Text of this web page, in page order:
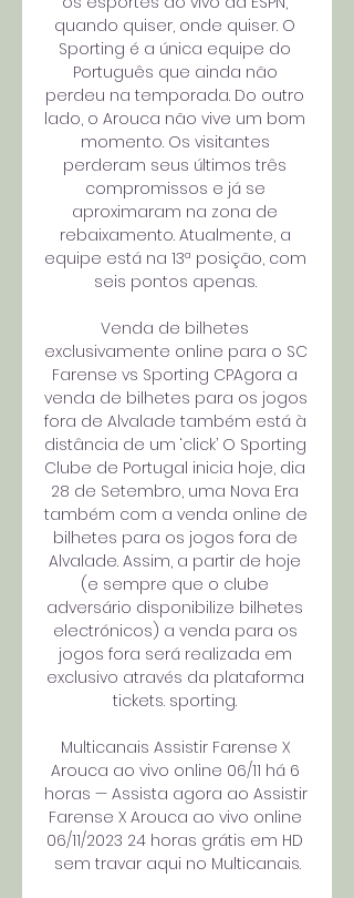
quando quiser, onde quiser. O
Sporting é a única equipe do
Português que ainda não
perdeu na temporada. Do outro
lado, o Arouca não vive um bom
momento. Os visitantes
perderam seus últimos três
compromissos e já se
aproximaram na zona de
rebaixamento. Atualmente, a
equipe está na 13ª posição, com
seis pontos apenas.
Venda de bilhetes
exclusivamente online para o SC
Farense vs Sporting CPAgora a
venda de bilhetes para os jogos
fora de Alvalade também está à
distância de um ‘click’ O Sporting
Clube de Portugal inicia hoje, dia
28 de Setembro, uma Nova Era
também com a venda online de
bilhetes para os jogos fora de
Alvalade. Assim, a partir de hoje
(e sempre que o clube
adversário disponibilize bilhetes
electrónicos) a venda para os
jogos fora será realizada em
exclusivo através da plataforma
tickets. sporting.
Multicanais Assistir Farense X
Arouca ao vivo online 06/11 há 6
horas — Assista agora ao Assistir
Farense X Arouca ao vivo online
06/11/2023 24 horas grátis em HD
sem travar aqui no Multicanais.